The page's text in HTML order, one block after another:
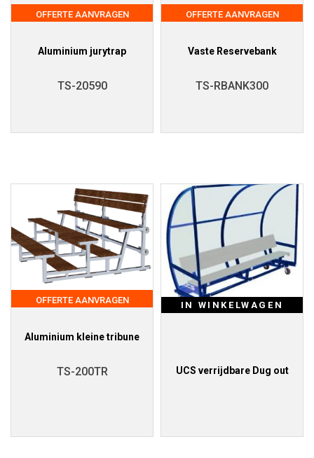
OFFERTE AANVRAGEN
Aluminium jurytrap
TS-20590
OFFERTE AANVRAGEN
Vaste Reservebank
TS-RBANK300
OFFERTE AANVRAGEN
Aluminium kleine tribune
TS-200TR
IN WINKELWAGEN
UCS verrijdbare Dug out